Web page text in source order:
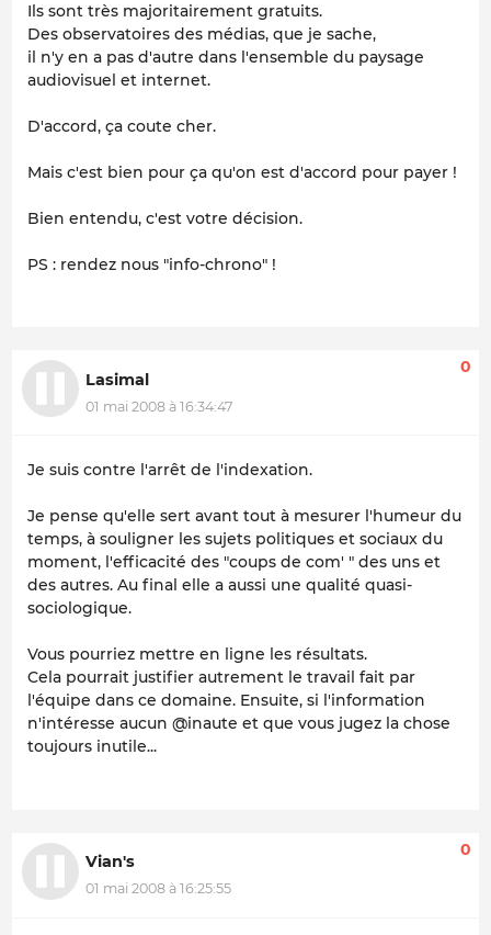
Ils sont très majoritairement gratuits.
Des observatoires des médias, que je sache,
il n'y en a pas d'autre dans l'ensemble du paysage
audiovisuel et internet.
D'accord, ça coute cher.
Mais c'est bien pour ça qu'on est d'accord pour payer !
Bien entendu, c'est votre décision.
PS : rendez nous "info-chrono" !
Lasimal
01 mai 2008 à 16:34:47
0
Je suis contre l'arrêt de l'indexation.
Je pense qu'elle sert avant tout à mesurer l'humeur du
temps, à souligner les sujets politiques et sociaux du
moment, l'efficacité des "coups de com' " des uns et
des autres. Au final elle a aussi une qualité quasi-
sociologique.
Vous pourriez mettre en ligne les résultats.
Cela pourrait justifier autrement le travail fait par
l'équipe dans ce domaine. Ensuite, si l'information
n'intéresse aucun @inaute et que vous jugez la chose
toujours inutile...
Vian's
01 mai 2008 à 16:25:55
0